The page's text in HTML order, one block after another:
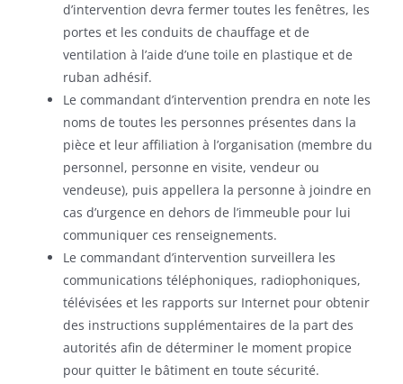
d’intervention devra fermer toutes les fenêtres, les
portes et les conduits de chauffage et de
ventilation à l’aide d’une toile en plastique et de
ruban adhésif.
Le commandant d’intervention prendra en note les
noms de toutes les personnes présentes dans la
pièce et leur affiliation à l’organisation (membre du
personnel, personne en visite, vendeur ou
vendeuse), puis appellera la personne à joindre en
cas d’urgence en dehors de l’immeuble pour lui
communiquer ces renseignements.
Le commandant d’intervention surveillera les
communications téléphoniques, radiophoniques,
télévisées et les rapports sur Internet pour obtenir
des instructions supplémentaires de la part des
autorités afin de déterminer le moment propice
pour quitter le bâtiment en toute sécurité.